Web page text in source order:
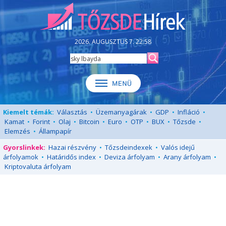
2026. AUGUSZTUS 7. 22:58
Kiemelt témák: Választás • Üzemanyagárak • GDP • Infláció •
Kamat • Forint • Olaj • Bitcoin • Euro • OTP • BUX • Tőzsde •
Elemzés • Állampapír
Gyorslinkek: Hazai részvény • Tőzsdeindexek • Valós idejű
árfolyamok • Határidős index • Deviza árfolyam • Arany árfolyam •
Kriptovaluta árfolyam